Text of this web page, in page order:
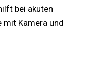
bei akuten
mit Kamera und